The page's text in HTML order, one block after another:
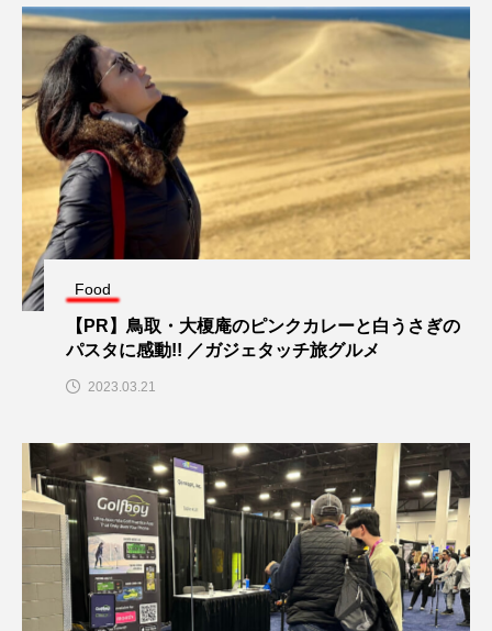
Food
【PR】鳥取・大榎庵のピンクカレーと白うさぎの
パスタに感動!! ／ガジェタッチ旅グルメ
2023.03.21